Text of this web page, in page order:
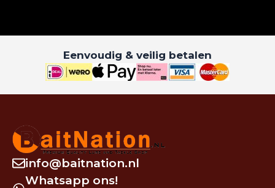
Eenvoudig & veilig betalen
info@baitnation.nl
Whatsapp ons!